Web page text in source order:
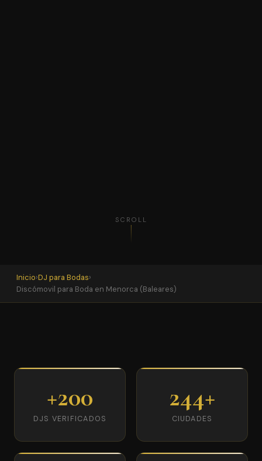
SCROLL
Inicio›DJ para Bodas›
Discómovil para Boda en Menorca (Baleares)
+200
DJS VERIFICADOS
244+
CIUDADES